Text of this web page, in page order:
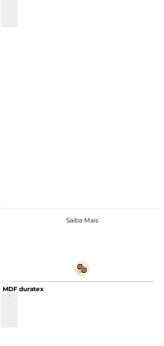
Saiba Mais
MDF duratex